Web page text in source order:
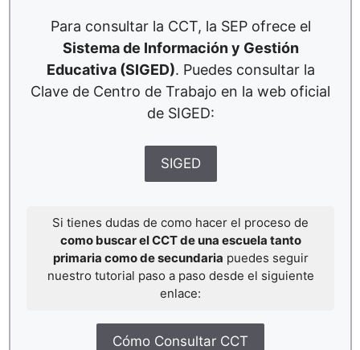
Para consultar la CCT, la SEP ofrece el
Sistema de Información y Gestión
Educativa (SIGED). Puedes consultar la
Clave de Centro de Trabajo en la web oficial
de SIGED:
SIGED
Si tienes dudas de como hacer el proceso de
como buscar el CCT de una escuela tanto
primaria como de secundaria puedes seguir
nuestro tutorial paso a paso desde el siguiente
enlace:
Cómo Consultar CCT